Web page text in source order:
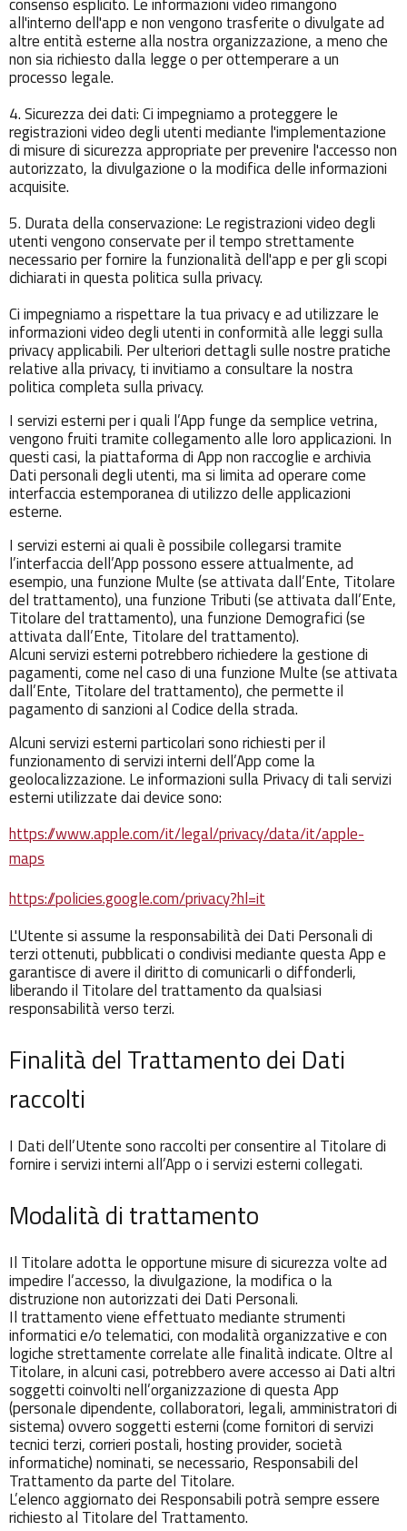
consenso esplicito. Le informazioni video rimangono
all'interno dell'app e non vengono trasferite o divulgate ad
altre entità esterne alla nostra organizzazione, a meno che
non sia richiesto dalla legge o per ottemperare a un
processo legale.
4. Sicurezza dei dati: Ci impegniamo a proteggere le
registrazioni video degli utenti mediante l'implementazione
di misure di sicurezza appropriate per prevenire l'accesso non
autorizzato, la divulgazione o la modifica delle informazioni
acquisite.
5. Durata della conservazione: Le registrazioni video degli
utenti vengono conservate per il tempo strettamente
necessario per fornire la funzionalità dell'app e per gli scopi
dichiarati in questa politica sulla privacy.
Ci impegniamo a rispettare la tua privacy e ad utilizzare le
informazioni video degli utenti in conformità alle leggi sulla
privacy applicabili. Per ulteriori dettagli sulle nostre pratiche
relative alla privacy, ti invitiamo a consultare la nostra
politica completa sulla privacy.
I servizi esterni per i quali l’App funge da semplice vetrina,
vengono fruiti tramite collegamento alle loro applicazioni. In
questi casi, la piattaforma di App non raccoglie e archivia
Dati personali degli utenti, ma si limita ad operare come
interfaccia estemporanea di utilizzo delle applicazioni
esterne.
I servizi esterni ai quali è possibile collegarsi tramite
l’interfaccia dell’App possono essere attualmente, ad
esempio, una funzione Multe (se attivata dall’Ente, Titolare
del trattamento), una funzione Tributi (se attivata dall’Ente,
Titolare del trattamento), una funzione Demografici (se
attivata dall’Ente, Titolare del trattamento).
Alcuni servizi esterni potrebbero richiedere la gestione di
pagamenti, come nel caso di una funzione Multe (se attivata
dall’Ente, Titolare del trattamento), che permette il
pagamento di sanzioni al Codice della strada.
Alcuni servizi esterni particolari sono richiesti per il
funzionamento di servizi interni dell’App come la
geolocalizzazione. Le informazioni sulla Privacy di tali servizi
esterni utilizzate dai device sono:
https://www.apple.com/it/legal/privacy/data/it/apple-
maps
https://policies.google.com/privacy?hl=it
L'Utente si assume la responsabilità dei Dati Personali di
terzi ottenuti, pubblicati o condivisi mediante questa App e
garantisce di avere il diritto di comunicarli o diffonderli,
liberando il Titolare del trattamento da qualsiasi
responsabilità verso terzi.
Finalità del Trattamento dei Dati
raccolti
I Dati dell’Utente sono raccolti per consentire al Titolare di
fornire i servizi interni all’App o i servizi esterni collegati.
Modalità di trattamento
Il Titolare adotta le opportune misure di sicurezza volte ad
impedire l’accesso, la divulgazione, la modifica o la
distruzione non autorizzati dei Dati Personali.
Il trattamento viene effettuato mediante strumenti
informatici e/o telematici, con modalità organizzative e con
logiche strettamente correlate alle finalità indicate. Oltre al
Titolare, in alcuni casi, potrebbero avere accesso ai Dati altri
soggetti coinvolti nell’organizzazione di questa App
(personale dipendente, collaboratori, legali, amministratori di
sistema) ovvero soggetti esterni (come fornitori di servizi
tecnici terzi, corrieri postali, hosting provider, società
informatiche) nominati, se necessario, Responsabili del
Trattamento da parte del Titolare.
L’elenco aggiornato dei Responsabili potrà sempre essere
richiesto al Titolare del Trattamento.